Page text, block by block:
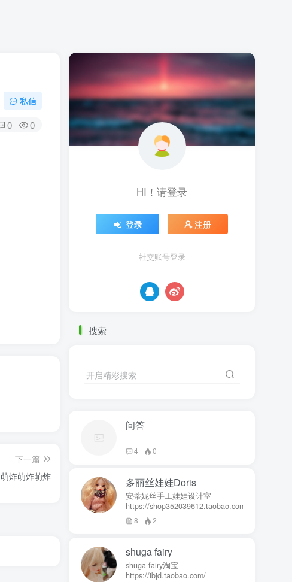
私信
0 0
下一篇
萌炸萌炸萌炸
HI！请登录
登录 注册
社交账号登录
搜索
开启精彩搜索
问答
4 0
多丽丝娃娃Doris
安蒂妮丝手工娃娃设计室
https://shop352039612.taobao.com
8 2
shuga fairy
shuga fairy淘宝
https://ibjd.taobao.com/